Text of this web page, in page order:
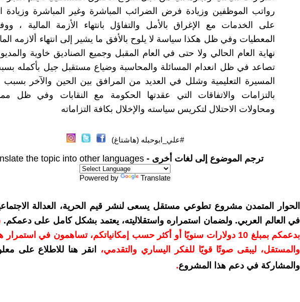
رواتب الموظفين وزيادة فرض الضرائب المباشرة وغير المباشرة وزيادة
على الخدمات مع الإغراق بالأمل والتفاؤل بانتهاء الأزمة المالية ،
المعطيات وفي ظل هكذا سياسة لا يلوح بالأفق ما يشير إلى انتهاء ألازمه
نهاية العام الحالي ولا حتى في العام المقبل وجميع الصناديق خاوية
تصاعد في ظل انعدام المسائلة والمحاسبة وضياع مستقبل جيل بأكمله
المسيرة التعليمية وشلل في العديد من المرافق بين الحين والآخر بسبب
بالتزامات والاتفاقات التي عقدتها الحكومة مع النقابات وفي ظل
ومحاولات الاحتلال لتكريس سياسته والإخلال بكافة التزاماته
#علي_ابوحبله (هاشتاغ)
ترجم الموضوع إلى لغات أخرى - the topic into other languages
Powered by Translate
الحوار المتمدن مشروع تطوعي مستقل يسعى لنشر قيم الحرية، العدالة
في العالم العربي. ولضمان استمراره واستقلاليته، يعتمد بشكل كامل على دعمكم.
بدعمكم بمبلغ 10 دولارات سنويًا أو أكثر حسب إمكانياتكم، تساهمون في استمرار
والمستقل، ليبقى صوتًا قويًا للفكر اليساري والتقدمي،
انقر هنا للاطلاع على
والمشاركة في دعم هذا المشروع.